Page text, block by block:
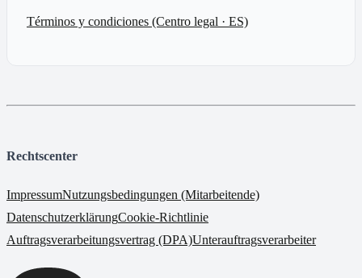
Términos y condiciones (Centro legal · ES)
Rechtscenter
ImpressumNutzungsbedingungen (Mitarbeitende)
DatenschutzerklärungCookie-Richtlinie
Auftragsverarbeitungsvertrag (DPA)Unterauftragsverarbeiter